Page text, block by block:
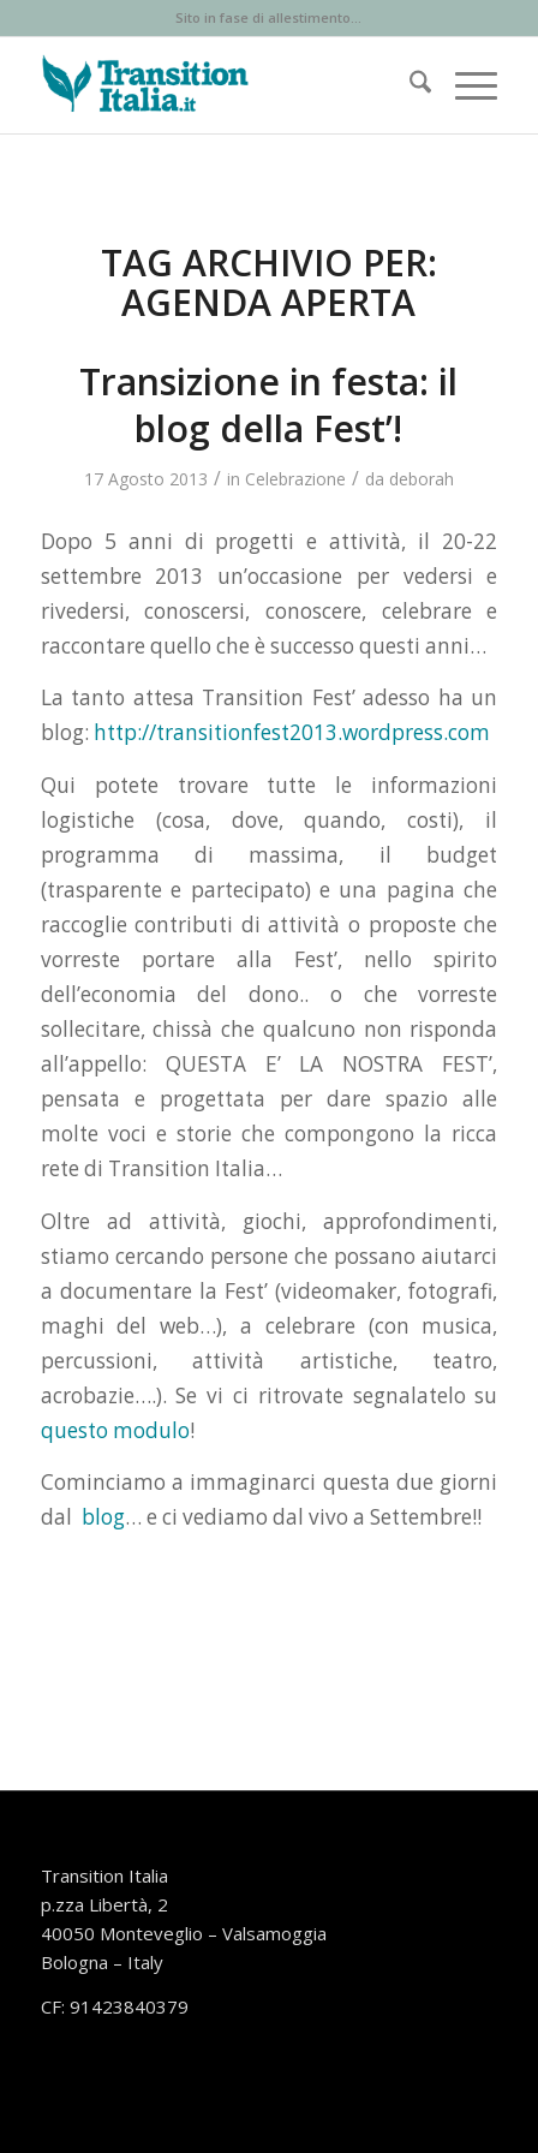
Sito in fase di allestimento...
TAG ARCHIVIO PER:
AGENDA APERTA
Transizione in festa: il
blog della Fest’!
17 Agosto 2013 / in Celebrazione / da deborah
Dopo 5 anni di progetti e attività, il 20-22
settembre 2013 un’occasione per vedersi e
rivedersi, conoscersi, conoscere, celebrare e
raccontare quello che è successo questi anni…
La tanto attesa Transition Fest’ adesso ha un
blog: http://transitionfest2013.wordpress.com
Qui potete trovare tutte le informazioni
logistiche (cosa, dove, quando, costi), il
programma di massima, il budget
(trasparente e partecipato) e una pagina che
raccoglie contributi di attività o proposte che
vorreste portare alla Fest’, nello spirito
dell’economia del dono.. o che vorreste
sollecitare, chissà che qualcuno non risponda
all’appello: QUESTA E’ LA NOSTRA FEST’,
pensata e progettata per dare spazio alle
molte voci e storie che compongono la ricca
rete di Transition Italia…
Oltre ad attività, giochi, approfondimenti,
stiamo cercando persone che possano aiutarci
a documentare la Fest’ (videomaker, fotografi,
maghi del web…), a celebrare (con musica,
percussioni, attività artistiche, teatro,
acrobazie….). Se vi ci ritrovate segnalatelo su
questo modulo!
Cominciamo a immaginarci questa due giorni
dal blog… e ci vediamo dal vivo a Settembre!!
Transition Italia
p.zza Libertà, 2
40050 Monteveglio – Valsamoggia
Bologna – Italy
CF: 91423840379